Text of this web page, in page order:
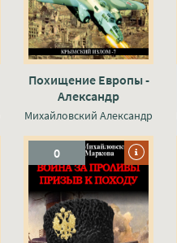
Похищение Европы -
Александр
Михайловский, Юлия
Михайловский Александр
0